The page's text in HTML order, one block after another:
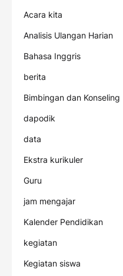
Acara kita
Analisis Ulangan Harian
Bahasa Inggris
berita
Bimbingan dan Konseling
dapodik
data
Ekstra kurikuler
Guru
jam mengajar
Kalender Pendidikan
kegiatan
Kegiatan siswa